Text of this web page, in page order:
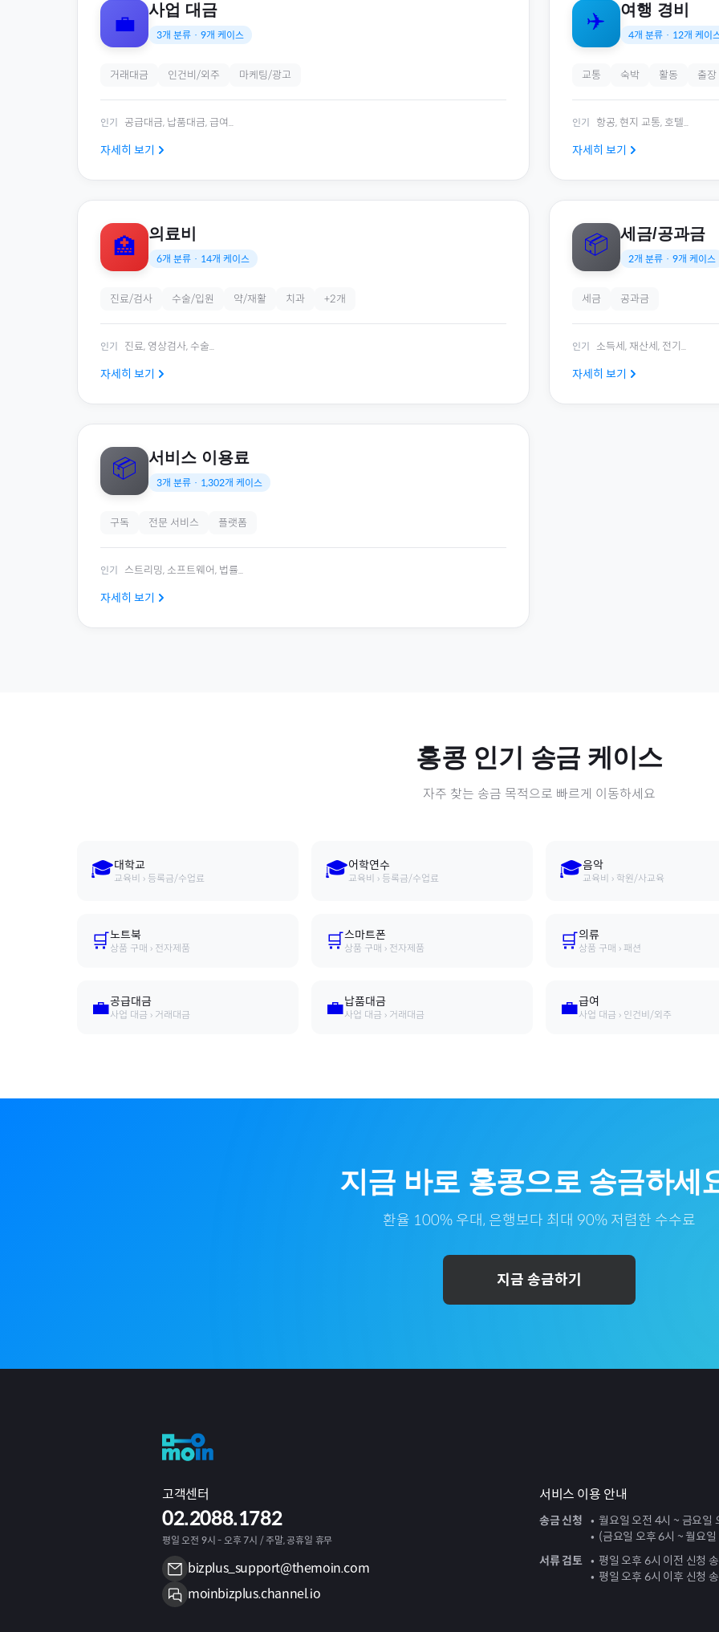
💼 사업 대금
3개 분류 · 9개 케이스
거래대금 인건비/외주 마케팅/광고
인기 공급대금, 납품대금, 급여...
자세히 보기
✈️ 여행 경비
4개 분류 · 12개 케이
교통 숙박 활동 출장
인기 항공, 현지 교통, 호텔...
자세히 보기
🏥 의료비
6개 분류 · 14개 케이스
진료/검사 수술/입원 약/재활 치과 +2개
인기 진료, 영상검사, 수술...
자세히 보기
📦 세금/공과금
2개 분류 · 9개 케이스
세금 공과금
인기 소득세, 재산세, 전기 ...
자세히 보기
📦 서비스 이용료
3개 분류 · 1,302개 케이스
구독 전문 서비스 플랫폼
인기 스트리밍, 소프트웨어, 법률...
자세히 보기
홍콩 인기 송금 케이스
자주 찾는 송금 목적으로 빠르게 이동하세요
🎓대학교
교육비 › 등록금/수업료 🎓어학연수
교육비 › 등록금/수업료 🎓음악
교육비 › 학원/사교육
🛒노트북
상품 구매 › 전자제품 🛒스마트폰
상품 구매 › 전자제품 🛒의류
상품 구매 › 패션
💼공급대금
사업 대금 › 거래대금 💼납품대금
사업 대금 › 거래대금 💼급여
사업 대금 › 인건비/외주
지금 바로 홍콩으로송금하세
환율 100% 우대, 은행보다 최대 90% 저렴한 수수료
지금 송금하기
고객센터
02.2088.1782
평일 오전 9시 - 오후 7시 / 주말, 공휴일 휴무
bizplus_support@themoin.com
moinbizplus.channel.io
서비스 이용 안내
송금 신청
월요일 오전 4시 ~ 금요일
(금요일 오후 6시 ~ 월요
서류 검토
평일 오후 6시 이전 신청
평일 오후 6시 이후 신청